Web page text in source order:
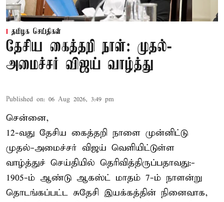
தமிழக செய்திகள்
தேசிய கைத்தறி நாள்: முதல்-
அமைச்சர் விஜய் வாழ்த்து
Published on: 06 Aug 2026, 3:49 pm
சென்னை,
12-வது தேசிய கைத்தறி நாளை முன்னிட்டு
முதல்-அமைச்சர் விஜய் வெளியிட்டுள்ள
வாழ்த்துச் செய்தியில் தெரிவித்திருப்பதாவது:-
1905-ம் ஆண்டு ஆகஸ்ட் மாதம் 7-ம் நாளன்று
தொடங்கப்பட்ட சுதேசி இயக்கத்தின் நினைவாக,